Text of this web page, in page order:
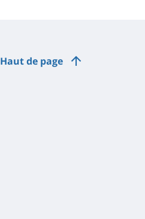
Haut de page